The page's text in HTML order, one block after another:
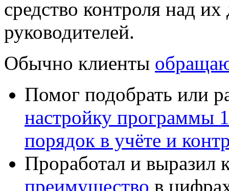
средство контроля над
руководителей.
Обычно клиенты
Помог подобрать или
настройку программы
порядок в учёте и
Проработал и выразил
преимущество в